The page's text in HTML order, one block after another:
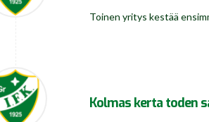
Toinen yritys kestää
Kolmas kerta toden